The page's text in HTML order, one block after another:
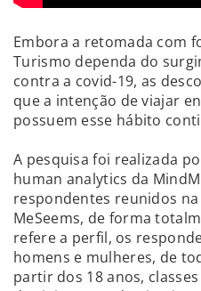
Embora a retomada com
Turismo dependa do
contra a covid-19, as
que a intenção de viajar
possuem esse hábito
A pesquisa foi realizada
human analytics da
respondentes reunidos
MeSeems, de forma
refere a perfil, os
homens e mulheres, de
partir dos 18 anos,